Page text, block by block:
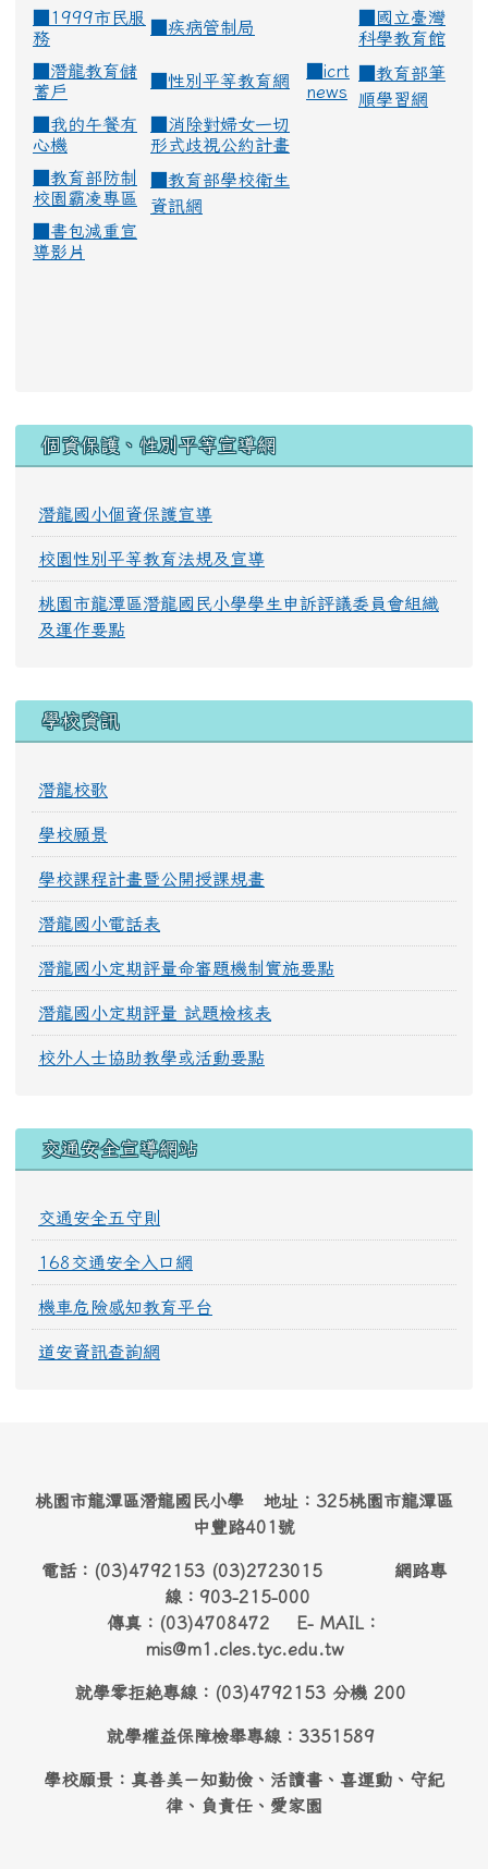
■1999市民服
務
疾病管制局
國立臺灣
科學教育館
潛龍教育儲
蓄戶
性別平等教育網
icrt
news
教育部筆
順學習網
我的午餐有
心機
消除對婦女一切
形式歧視公約計畫
教育部防制
校園霸凌專區
教育部學校衛生
資訊網
書包減重宣
導影片
個資保護、性別平等宣導網
潛龍國小個資保護宣導
校園性別平等教育法規及宣導
桃園市龍潭區潛龍國民小學學生申訴評議委員會組織
及運作要點
學校資訊
潛龍校歌
學校願景
學校課程計畫暨公開授課規畫
潛龍國小電話表
潛龍國小定期評量命審題機制實施要點
潛龍國小定期評量 試題檢核表
校外人士協助教學或活動要點
交通安全宣導網站
交通安全五守則
168交通安全入口網
機車危險感知教育平台
道安資訊查詢網
桃園市龍潭區潛龍國民小學 地址：325桃園市龍潭區
中豐路401號
電話：(03)4792153 (03)2723015 網路專
線：903-215-000
傳真：(03)4708472 E- MAIL：
mis@m1.cles.tyc.edu.tw
就學零拒絶專線：(03)4792153 分機 200
就學權益保障檢舉專線：3351589
學校願景：真善美－知勤儉、活讀書、喜運動、守紀
律、負責任、愛家園